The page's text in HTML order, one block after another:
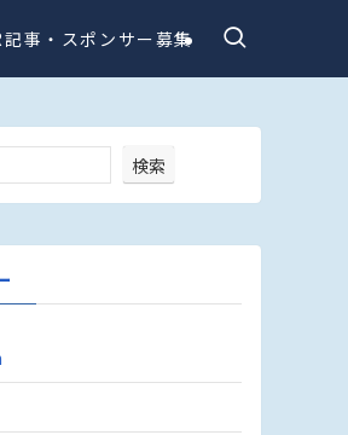
記事・スポンサー募集
検索